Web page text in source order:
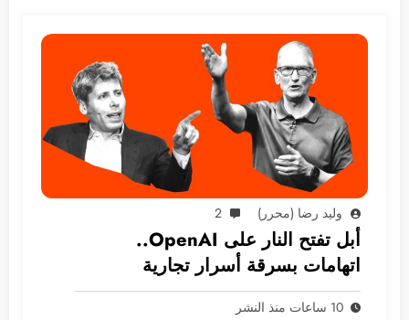
وليد رضا (محرر) 2
أبل تفتح النار على OpenAI..
اتهامات بسرقة أسرار تجارية
10 ساعات منذ النشر